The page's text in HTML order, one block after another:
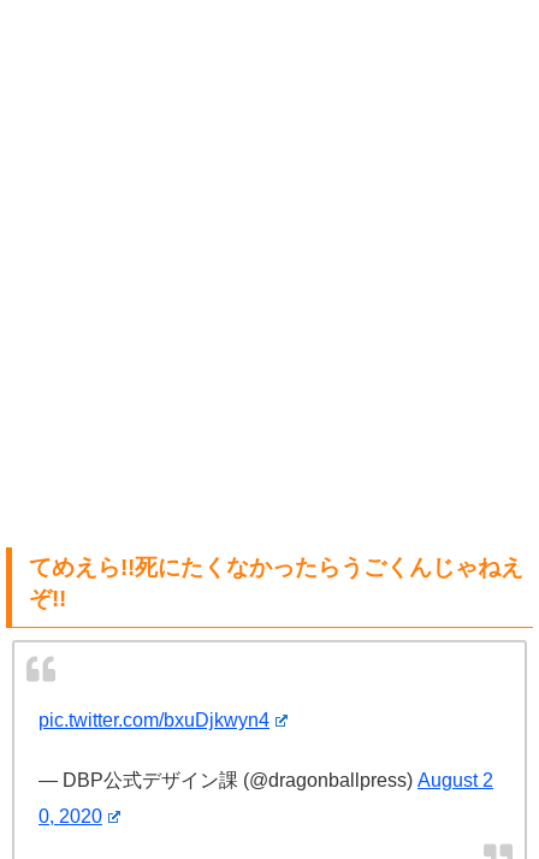
てめえら!!死にたくなかったらうごくんじゃねえ
ぞ!!
pic.twitter.com/bxuDjkwyn4
— DBP公式デザイン課 (@dragonballpress) August 2
0, 2020